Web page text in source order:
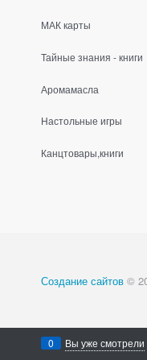
МАК карты
Тайные знания - книги
Аромамасла
Настольные игры
Канцтовары,книги
Создание сайтов ©
0 Вы уже смотрели